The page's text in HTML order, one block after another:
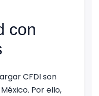
con
CFDI son
Por ello,